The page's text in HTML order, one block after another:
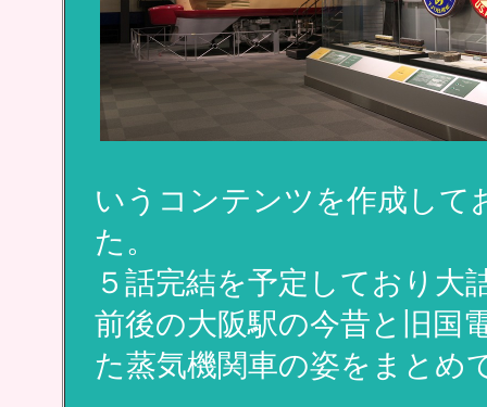
いうコンテンツを作成して
た。
５話完結を予定しており大
前後の大阪駅の今昔と旧国
た蒸気機関車の姿をまとめ